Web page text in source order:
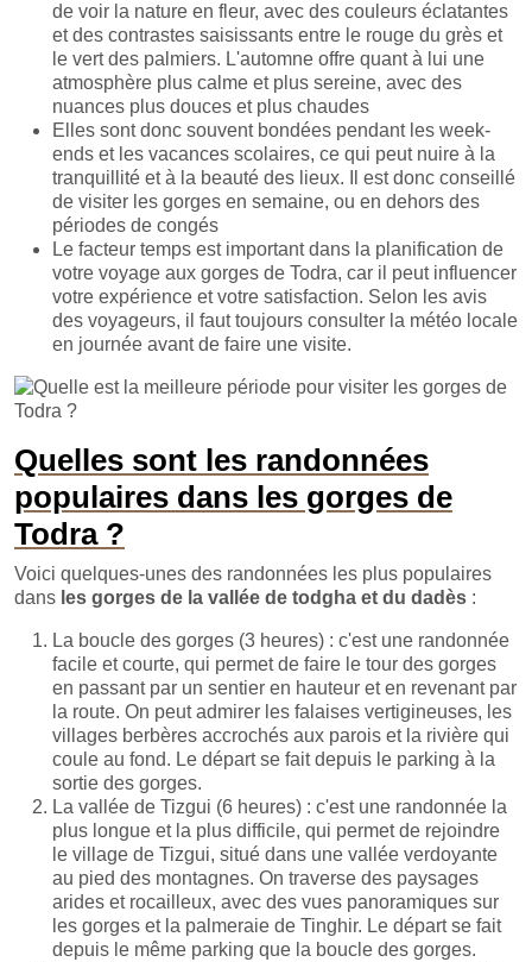
de voir la nature en fleur, avec des couleurs éclatantes
et des contrastes saisissants entre le rouge du grès et
le vert des palmiers. L'automne offre quant à lui une
atmosphère plus calme et plus sereine, avec des
nuances plus douces et plus chaudes
Elles sont donc souvent bondées pendant les week-
ends et les vacances scolaires, ce qui peut nuire à la
tranquillité et à la beauté des lieux. Il est donc conseillé
de visiter les gorges en semaine, ou en dehors des
périodes de congés
Le facteur temps est important dans la planification de
votre voyage aux gorges de Todra, car il peut influencer
votre expérience et votre satisfaction. Selon les avis
des voyageurs, il faut toujours consulter la météo locale
en journée avant de faire une visite.
Quelles sont les randonnées
populaires dans les gorges de
Todra ?
Voici quelques-unes des randonnées les plus populaires
dans les gorges de la vallée de todgha et du dadès :
La boucle des gorges (3 heures) : c'est une randonnée
facile et courte, qui permet de faire le tour des gorges
en passant par un sentier en hauteur et en revenant par
la route. On peut admirer les falaises vertigineuses, les
villages berbères accrochés aux parois et la rivière qui
coule au fond. Le départ se fait depuis le parking à la
sortie des gorges.
La vallée de Tizgui (6 heures) : c'est une randonnée la
plus longue et la plus difficile, qui permet de rejoindre
le village de Tizgui, situé dans une vallée verdoyante
au pied des montagnes. On traverse des paysages
arides et rocailleux, avec des vues panoramiques sur
les gorges et la palmeraie de Tinghir. Le départ se fait
depuis le même parking que la boucle des gorges.